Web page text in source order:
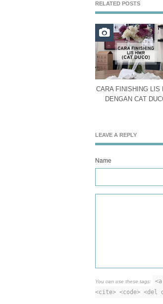
RELATED POSTS
CARA FINISHING LIS
DENGAN CAT
LEAVE A REPLY
Name
You can use these tags:
<cite> <code> <del